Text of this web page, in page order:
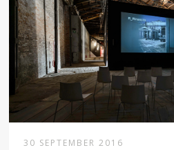
30 SEPTEMBER 2016